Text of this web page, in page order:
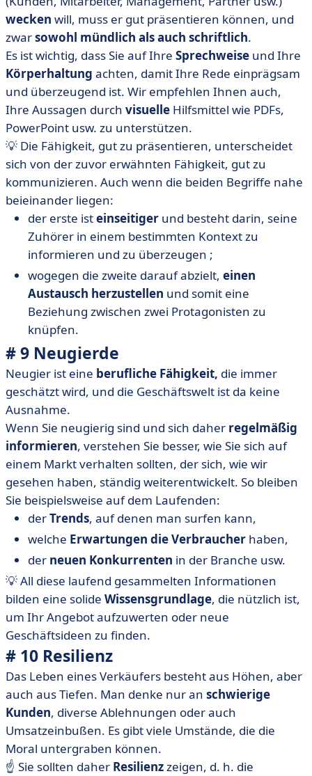
wecken will, muss er gut präsentieren können, und
zwarsowohl mündlich als auch schriftlich.
Es ist wichtig, dass Sie auf Ihre Sprechweise und Ihre
Körperhaltung achten, damit Ihre Rede einprägsam
und überzeugend ist. Wir empfehlen Ihnen auch,
Ihre Aussagen durch visuelle Hilfsmittel wie PDFs,
PowerPoint usw. zu unterstützen.
💡 Die Fähigkeit, gut zu präsentieren, unterscheidet
sich von der zuvor erwähnten Fähigkeit, gut zu
kommunizieren. Auch wenn die beiden Begriffe nahe
beieinander liegen:
der erste isteinseitiger und besteht darin, seine
Zuhörer in einem bestimmten Kontext zu
informieren und zu überzeugen ;
wogegen die zweite darauf abzielt, einen
Austausch herzustellen und somit eine
Beziehung zwischen zwei Protagonisten zu
knüpfen.
# 9 Neugierde
Neugier ist eine berufliche Fähigkeit, die immer
geschätzt wird, und die Geschäftswelt ist da keine
Ausnahme.
Wenn Sie neugierig sind und sich daher regelmäßig
informieren, verstehen Sie besser, wie Sie sich auf
einem Markt verhalten sollten, der sich, wie wir
gesehen haben, ständig weiterentwickelt. So bleiben
Sie beispielsweise auf dem Laufenden:
derTrends, auf denen man surfen kann,
welche Erwartungen die Verbraucher haben,
der neuen Konkurrenten in der Branche usw.
💡 All diese laufend gesammelten Informationen
bilden eine solide Wissensgrundlage, die nützlich ist,
um Ihr Angebot aufzuwerten oder neue
Geschäftsideen zu finden.
# 10 Resilienz
Das Leben eines Verkäufers besteht aus Höhen, aber
auch aus Tiefen. Man denke nur an schwierige
Kunden, diverse Ablehnungen oder auch
Umsatzeinbußen. Es gibt viele Umstände, die die
Moral untergraben können.
☝️ Sie sollten daher Resilienzzeigen, d. h. die